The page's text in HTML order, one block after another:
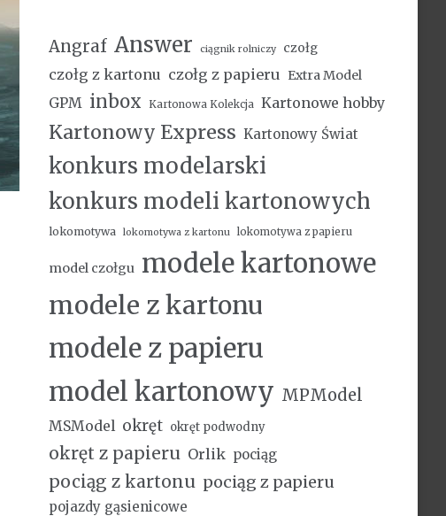
Angraf Answer ciągnik rolniczy czołg
czołg z kartonu czołg z papieru Extra Model
GPM inbox Kartonowa Kolekcja Kartonowe hobby
Kartonowy Express Kartonowy Świat
konkurs modelarski
konkurs modeli kartonowych
lokomotywa lokomotywa z kartonu lokomotywa z papieru
model czołgu modele kartonowe
modele z kartonu
modele z papieru
model kartonowy MPModel
MSModel okręt okręt podwodny
okręt z papieru Orlik pociąg
pociąg z kartonu pociąg z papieru
pojazdy gąsienicowe